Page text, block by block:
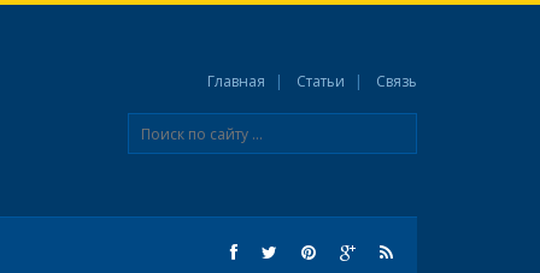
Главная Статьи Связь